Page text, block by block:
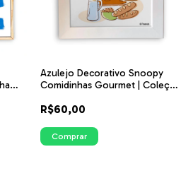
Azulejo Decorativo Snoopy
Comidinhas Gourmet | Coleção
R$60,00
Comprar